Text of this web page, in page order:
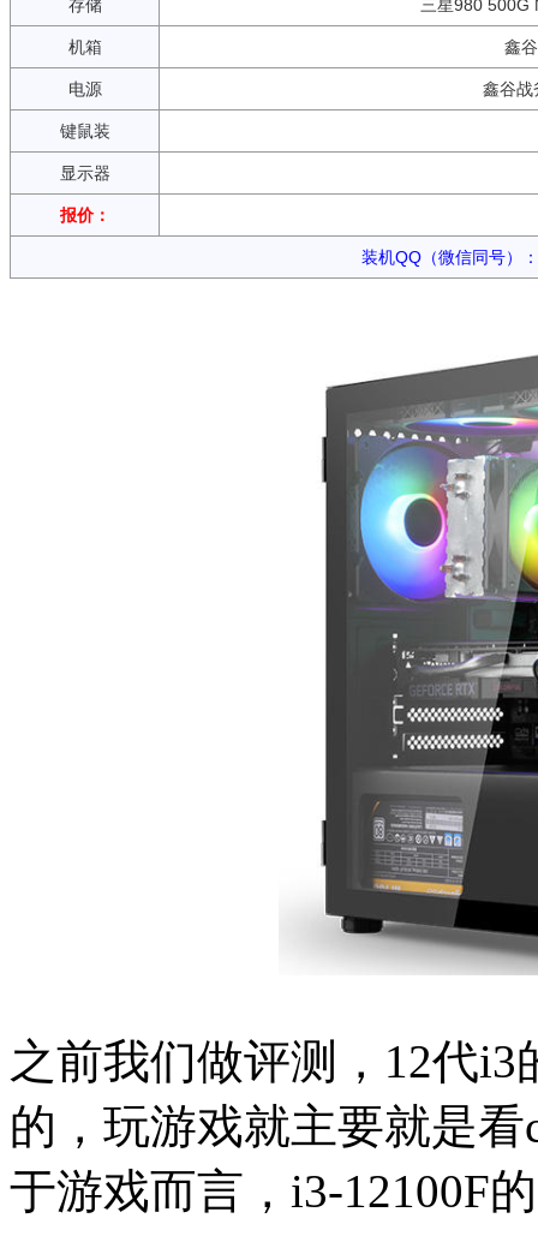
存储 三星980 500G
机箱 鑫
电源 鑫谷战
键鼠装
显示器
报价：
装机QQ（微信同号）
之前我们做评测，12代
的，玩游戏就主要就是
于游戏而言，i3-12100F